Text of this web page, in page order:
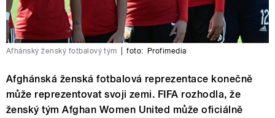
Afhánský ženský fotbalový tým foto: Profimedia
Afghánská ženská fotbalová reprezentace konečně
může reprezentovat svoji zemi. FIFA rozhodla, že
ženský tým Afghan Women United může oficiálně